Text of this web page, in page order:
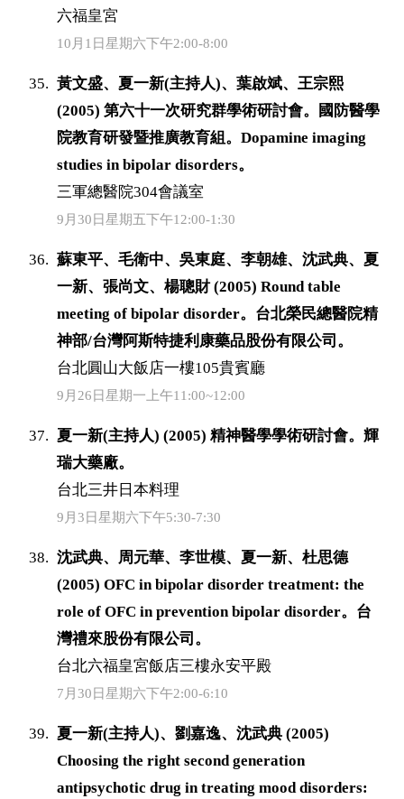
六福皇宮
10月1日星期六下午2:00-8:00
黃文盛、夏一新(主持人)、葉啟斌、王宗熙
(2005) 第六十一次研究群學術研討會。國防醫學
院教育研發暨推廣教育組。Dopamine imaging
studies in bipolar disorders。
三軍總醫院304會議室
9月30日星期五下午12:00-1:30
蘇東平、毛衛中、吳東庭、李朝雄、沈武典、夏
一新、張尚文、楊聰財 (2005) Round table
meeting of bipolar disorder。台北榮民總醫院精
神部/台灣阿斯特捷利康藥品股份有限公司。
台北圓山大飯店一樓105貴賓廳
9月26日星期一上午11:00~12:00
夏一新(主持人) (2005) 精神醫學學術研討會。輝
瑞大藥廠。
台北三井日本料理
9月3日星期六下午5:30-7:30
沈武典、周元華、李世模、夏一新、杜思德
(2005) OFC in bipolar disorder treatment: the
role of OFC in prevention bipolar disorder。台
灣禮來股份有限公司。
台北六福皇宮飯店三樓永安平殿
7月30日星期六下午2:00-6:10
夏一新(主持人)、劉嘉逸、沈武典 (2005)
Choosing the right second generation
antipsychotic drug in treating mood disorders: